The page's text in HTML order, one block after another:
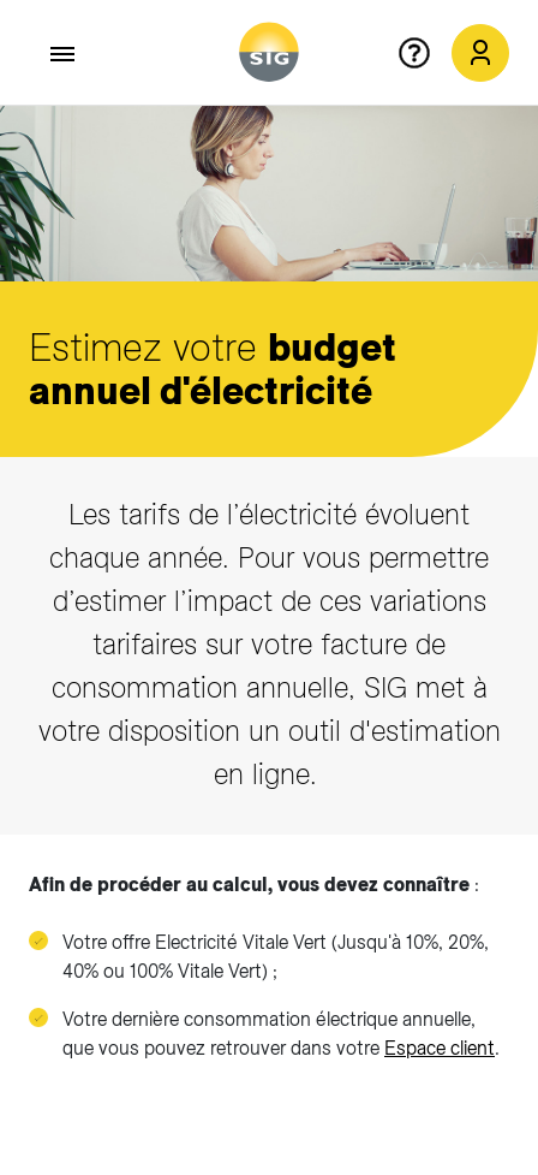
Aller au contenu principal
Estimez votre budget
annuel d'électricité
Les tarifs de l’électricité évoluent
chaque année. Pour vous permettre
d’estimer l’impact de ces variations
tarifaires sur votre facture de
consommation annuelle, SIG met à
votre disposition un outil d'estimation
en ligne.
Afin de procéder au calcul, vous devez connaître :
Votre offre Electricité Vitale Vert (Jusqu'à 10%, 20%,
40% ou 100% Vitale Vert) ;
Votre dernière consommation électrique annuelle,
que vous pouvez retrouver dans votre Espace client.